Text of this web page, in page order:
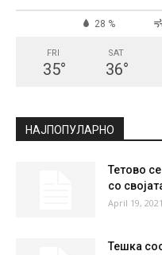
28 %
FRI
35°
SAT
36°
НАЈПОПУЛАРНО
Тетово
со
April 19, 2021
Тешка